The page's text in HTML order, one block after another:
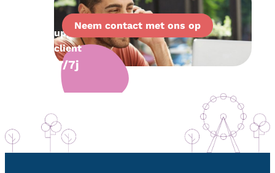
Neem contact met ons op
Support
client
7/7j